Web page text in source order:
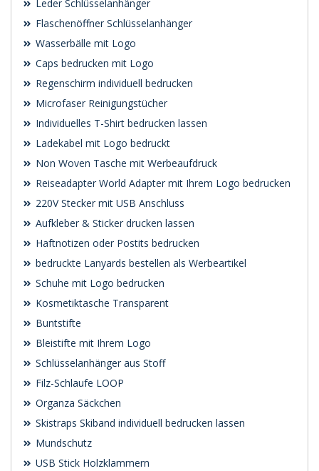
Leder Schlüsselanhänger
Flaschenöffner Schlüsselanhänger
Wasserbälle mit Logo
Caps bedrucken mit Logo
Regenschirm individuell bedrucken
Microfaser Reinigungstücher
Individuelles T-Shirt bedrucken lassen
Ladekabel mit Logo bedruckt
Non Woven Tasche mit Werbeaufdruck
Reiseadapter World Adapter mit Ihrem Logo bedrucken
220V Stecker mit USB Anschluss
Aufkleber & Sticker drucken lassen
Haftnotizen oder Postits bedrucken
bedruckte Lanyards bestellen als Werbeartikel
Schuhe mit Logo bedrucken
Kosmetiktasche Transparent
Buntstifte
Bleistifte mit Ihrem Logo
Schlüsselanhänger aus Stoff
Filz-Schlaufe LOOP
Organza Säckchen
Skistraps Skiband individuell bedrucken lassen
Mundschutz
USB Stick Holzklammern